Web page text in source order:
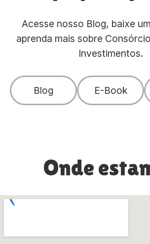
Acesse nosso Blog, baixe
aprenda mais sobre
Investimentos.
Blog E-Book
Onde